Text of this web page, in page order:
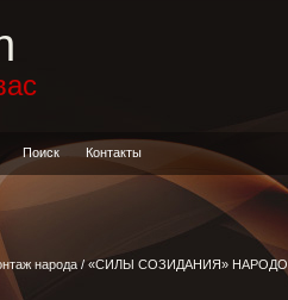
Поиск Контакты
народа/«СИЛЫ СОЗИДАНИЯ»